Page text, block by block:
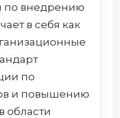
по внедрению
в себя как
по
и повышению
области